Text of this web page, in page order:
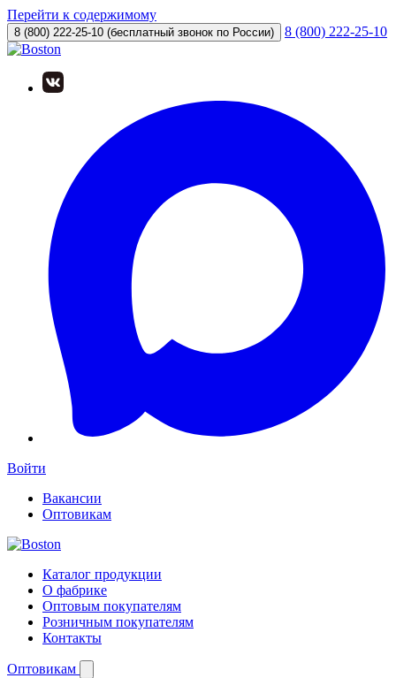
Перейти к содержимому
8 (800) 222-25-10 (бесплатный звонок по России) 8 (800) 222-25-10
Войти
Вакансии
Оптовикам
Каталог продукции
О фабрике
Оптовым покупателям
Розничным покупателям
Контакты
Оптовикам